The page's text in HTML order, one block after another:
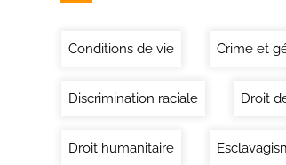
Conditions de vie Crime et
Discrimination raciale Droit
Droit humanitaire